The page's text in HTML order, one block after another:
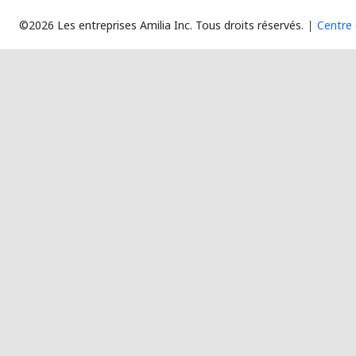
©2026 Les entreprises Amilia Inc. Tous droits réservés. Centre